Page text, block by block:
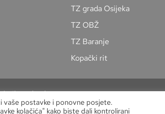
TZ grada Osijeka
TZ OBŽ
TZ Baranje
Kopački rit
podataka
savez grada Osijeka
vaše postavke i ponovne posjete.
kolačića" kako biste dali kontrolirani